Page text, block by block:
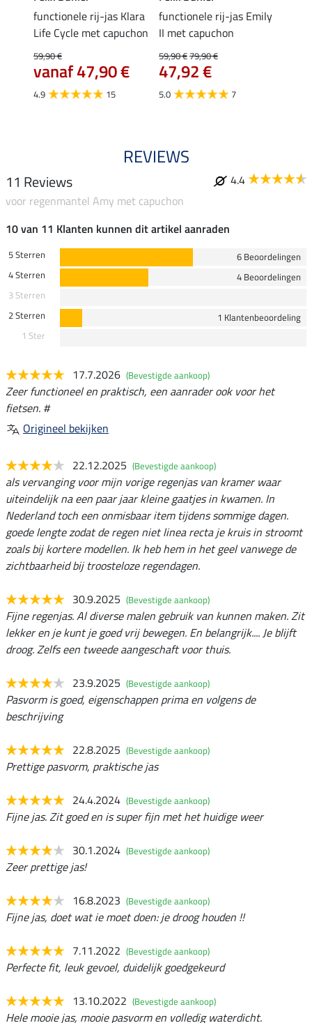
functionele rij-jas Klara
Life Cycle met capuchon
59,90 €
vanaf 47,90 €
4.9 15
functionele rij-jas Emily
II met capuchon
59,90 €79,90 €
47,92 €
5.0 7
REVIEWS
11 Reviews
4.4
voor regenmantel Amy met capuchon
10 van 11 Klanten kunnen dit artikel aanraden
5 Sterren
6 Beoordelingen
4 Sterren
4 Beoordelingen
3 Sterren
2 Sterren
1 Klantenbeoordeling
1 Ster
17.7.2026 (Bevestigde aankoop)
Zeer functioneel en praktisch, een aanrader ook voor het
fietsen. #
Origineel bekijken
22.12.2025 (Bevestigde aankoop)
als vervanging voor mijn vorige regenjas van kramer waar
uiteindelijk na een paar jaar kleine gaatjes in kwamen. In
Nederland toch een onmisbaar item tijdens sommige dagen.
goede lengte zodat de regen niet linea recta je kruis in stroomt
zoals bij kortere modellen. Ik heb hem in het geel vanwege de
zichtbaarheid bij troosteloze regendagen.
30.9.2025 (Bevestigde aankoop)
Fijne regenjas. Al diverse malen gebruik van kunnen maken. Zit
lekker en je kunt je goed vrij bewegen. En belangrijk.... Je blijft
droog. Zelfs een tweede aangeschaft voor thuis.
23.9.2025 (Bevestigde aankoop)
Pasvorm is goed, eigenschappen prima en volgens de
beschrijving
22.8.2025 (Bevestigde aankoop)
Prettige pasvorm, praktische jas
24.4.2024 (Bevestigde aankoop)
Fijne jas. Zit goed en is super fijn met het huidige weer
30.1.2024 (Bevestigde aankoop)
Zeer prettige jas!
16.8.2023 (Bevestigde aankoop)
Fijne jas, doet wat ie moet doen: je droog houden !!
7.11.2022 (Bevestigde aankoop)
Perfecte fit, leuk gevoel, duidelijk goedgekeurd
13.10.2022 (Bevestigde aankoop)
Hele mooie jas, mooie pasvorm en volledig waterdicht.